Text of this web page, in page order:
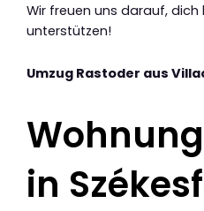
Wir freuen uns darauf, dich
unterstützen!
Umzug Rastoder aus
in